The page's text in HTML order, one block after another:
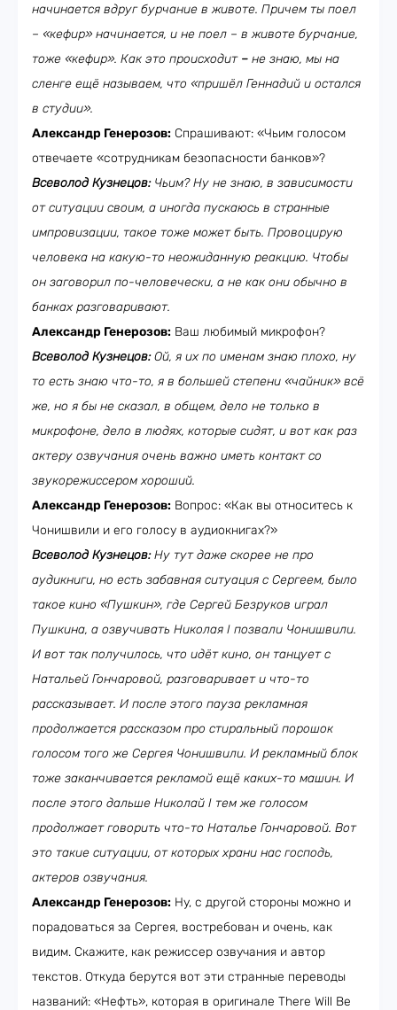
начинается вдруг бурчание в животе. Причем ты поел
– «кефир» начинается, и не поел – в животе бурчание,
тоже «кефир». Как это происходит– не знаю, мы на
сленге ещё называем, что «пришёл Геннадий и остался
в студии».
Александр Генерозов: Спрашивают: «Чьим голосом
отвечаете «сотрудникам безопасности банков»?
Всеволод Кузнецов:Чьим? Ну не знаю, в зависимости
от ситуации своим, а иногда пускаюсь в странные
импровизации, такое тоже может быть. Провоцирую
человека на какую-то неожиданную реакцию. Чтобы
он заговорил по-человечески, а не как они обычно в
банках разговаривают.
Александр Генерозов: Ваш любимый микрофон?
Всеволод Кузнецов:Ой, я их по именам знаю плохо, ну
то есть знаю что-то, я в большей степени «чайник» всё
же, но я бы не сказал, в общем, дело не только в
микрофоне, дело в людях, которые сидят, и вот как раз
актеру озвучания очень важно иметь контакт со
звукорежиссером хороший.
Александр Генерозов: Вопрос: «Как вы относитесь к
Чонишвили и его голосу в аудиокнигах?»
Всеволод Кузнецов:Ну тут даже скорее не про
аудикниги, но есть забавная ситуация с Сергеем, было
такое кино «Пушкин», где Сергей Безруков играл
Пушкина, а озвучивать Николая I позвали Чонишвили.
И вот так получилось, что идёт кино, он танцует с
Натальей Гончаровой, разговаривает и что-то
рассказывает. И после этого пауза рекламная
продолжается рассказом про стиральный порошок
голосом того же Сергея Чонишвили. И рекламный блок
тоже заканчивается рекламой ещё каких-то машин. И
после этого дальше Николай I тем же голосом
продолжает говорить что-то Наталье Гончаровой. Вот
это такие ситуации, от которых храни нас господь,
актеров озвучания.
Александр Генерозов: Ну, с другой стороны можно и
порадоваться за Сергея, востребован и очень, как
видим. Скажите, как режиссер озвучания и автор
текстов. Откуда берутся вот эти странные переводы
названий: «Нефть», которая в оригинале There Will Be